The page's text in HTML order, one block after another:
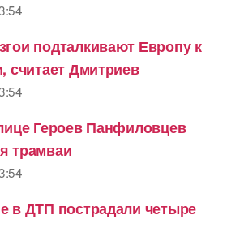
подталкивают Европу к
считает Дмитриев
Героев Панфиловцев
трамваи
в ДТП пострадали четыре